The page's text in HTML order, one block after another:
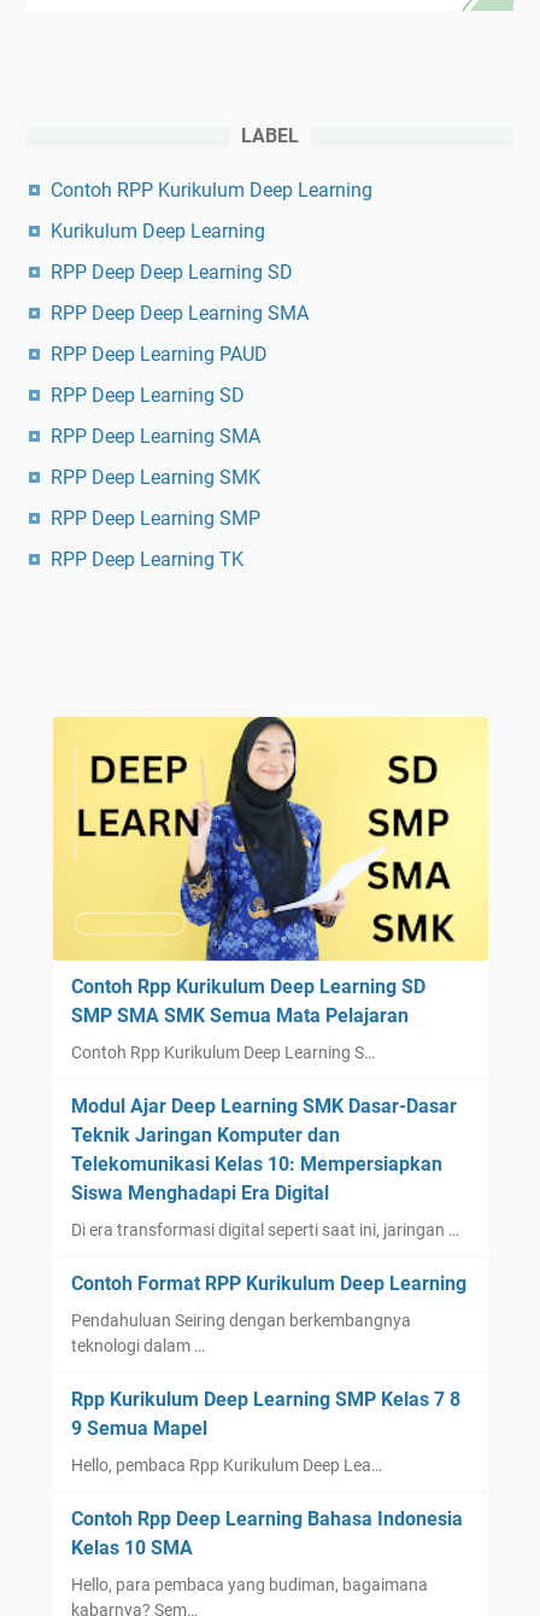
LABEL
Contoh RPP Kurikulum Deep Learning
Kurikulum Deep Learning
RPP Deep Deep Learning SD
RPP Deep Deep Learning SMA
RPP Deep Learning PAUD
RPP Deep Learning SD
RPP Deep Learning SMA
RPP Deep Learning SMK
RPP Deep Learning SMP
RPP Deep Learning TK
Contoh Rpp Kurikulum Deep Learning SD
SMP SMA SMK Semua Mata Pelajaran
Contoh Rpp Kurikulum Deep Learning S…
Modul Ajar Deep Learning SMK Dasar-Dasar
Teknik Jaringan Komputer dan
Telekomunikasi Kelas 10: Mempersiapkan
Siswa Menghadapi Era Digital
Di era transformasi digital seperti saat ini, jaringan …
Contoh Format RPP Kurikulum Deep Learning
Pendahuluan Seiring dengan berkembangnya
teknologi dalam …
Rpp Kurikulum Deep Learning SMP Kelas 7 8
9 Semua Mapel
Hello, pembaca Rpp Kurikulum Deep Lea…
Contoh Rpp Deep Learning Bahasa Indonesia
Kelas 10 SMA
Hello, para pembaca yang budiman, bagaimana
kabarnya? Sem…